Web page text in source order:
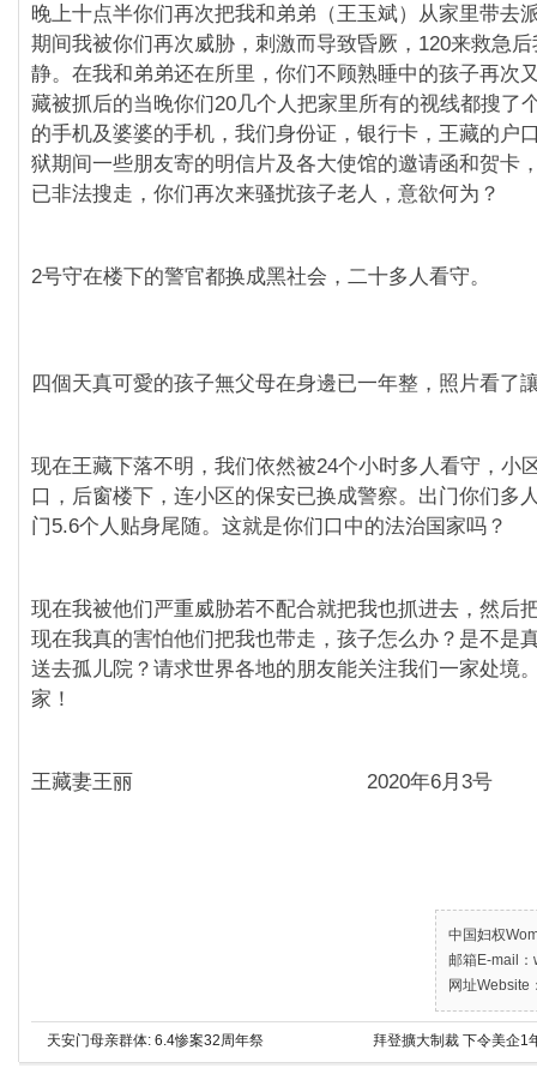
晚上十点半你们再次把我和弟弟（王玉斌）从家里带去
期间我被你们再次威胁，刺激而导致昏厥，120来救急
静。在我和弟弟还在所里，你们不顾熟睡中的孩子再次
藏被抓后的当晚你们20几个人把家里所有的视线都搜了
的手机及婆婆的手机，我们身份证，银行卡，王藏的户
狱期间一些朋友寄的明信片及各大使馆的邀请函和贺卡
已非法搜走，你们再次来骚扰孩子老人，意欲何为？
2号守在楼下的警官都换成黑社会，二十多人看守。
四個天真可愛的孩子無父母在身邊已一年整，照片看了
现在王藏下落不明，我们依然被24个小时多人看守，小
口，后窗楼下，连小区的保安已换成警察。出门你们多
门5.6个人贴身尾随。这就是你们口中的法治国家吗？
现在我被他们严重威胁若不配合就把我也抓进去，然后
现在我真的害怕他们把我也带走，孩子怎么办？是不是
送去孤儿院？请求世界各地的朋友能关注我们一家处境
家！
王藏妻王丽 2020年6月3号
中国妇权
邮箱E-mail
网址Website
天安门母亲群体: 6.4惨案32周年祭 拜登擴大制裁 下令美企1